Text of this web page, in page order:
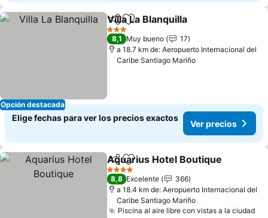
Opción destacada
CompartirAgregar a favoritos
Villa La Blanquilla
3 Estrellas
8,1 Muy bueno
17
a 18.7 km de: Aeropuerto Internacional del
Caribe Santiago Mariño
Elige fechas para ver los precios exactos
Ver precios
CompartirAgregar a favoritos
Aquarius Hotel Boutique
4 Estrellas
8,8 Excelente
366
a 18.4 km de: Aeropuerto Internacional del
Caribe Santiago Mariño
Piscina al aire libre con vistas a la ciudad